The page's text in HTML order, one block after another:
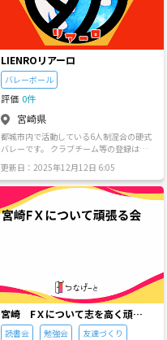
ーズ ・運動着 ・バスケットボールがある
人はもってきてもらえると嬉しいです✨
○内容 基本的には男女MIXで5対5をして
いきます。 人数が足りない場合は練習し
ながら楽しくやっていきたいと思います^
^ ○注意点 ※社会人向けですので、未成
年の方は参加をお断りさせていただいて
ます。 よろしくお願いします♪
LIENROリアーロ
バレーボール
評価 0件
宮崎県
都城市内で活動している6人制混合の硬式
バレーです。 クラブチーム等の登録はし
ております。 ご連絡いただければ、活動
場所や詳細をお伝えいたします！ お気軽
にお声掛けください！
更新日：2025年12月12日 6:05
宮崎 FＸについて志を高く頑張
っちゃうかい↑↑会
読書会 勉強会 友達づくり